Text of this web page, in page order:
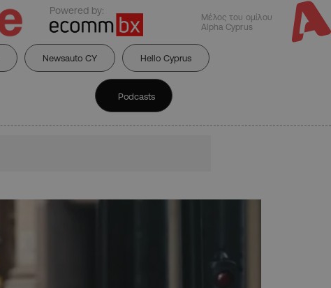
Powered by:
Μέλος του ομίλου
Alpha Cyprus
Newsauto CY Hello Cyprus
Podcasts